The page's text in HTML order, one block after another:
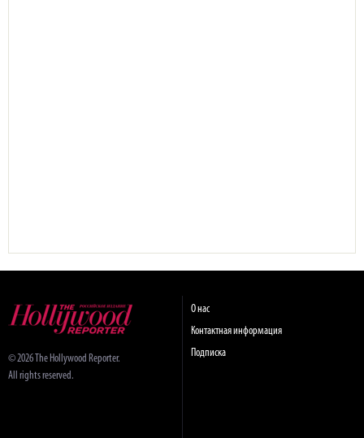
© 2026 The Hollywood Reporter.
All rights reserved.
О нас
Контактная информация
Подписка